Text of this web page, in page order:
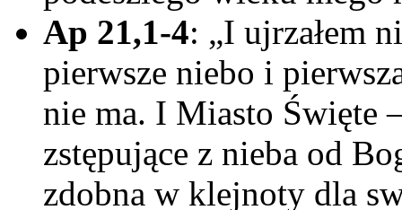
Ap 21,1-4: „I ujrzałem
pierwsze niebo i
nie ma. I Miasto Święte
zstępujące z nieba od
zdobna w klejnoty dla